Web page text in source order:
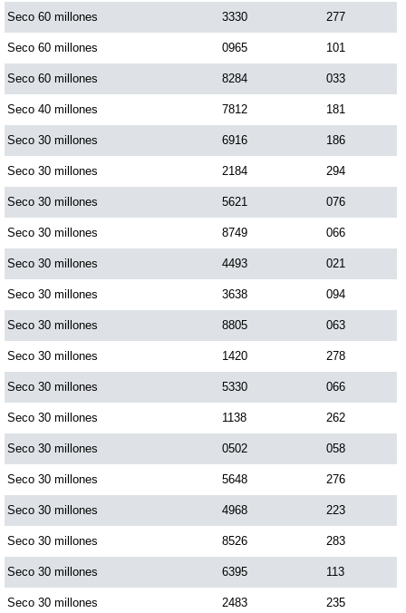
Fantástica Día
Fantástica Noche
Motilon Tarde
Motilon Noche
Paisita Día
Paisita Noche
Paisita 3
Pick 3 Día
Pick 3 Noche
Pick 4 Día
Pick 4 Noche
Seco 60 millones 3330 277
Seco 60 millones 0965 101
Seco 60 millones 8284 033
Seco 40 millones 7812 181
Seco 30 millones 6916 186
Seco 30 millones 2184 294
Seco 30 millones 5621 076
Seco 30 millones 8749 066
Seco 30 millones 4493 021
Seco 30 millones 3638 094
Seco 30 millones 8805 063
Seco 30 millones 1420 278
Seco 30 millones 5330 066
Seco 30 millones 1138 262
Seco 30 millones 0502 058
Seco 30 millones 5648 276
Seco 30 millones 4968 223
Seco 30 millones 8526 283
Seco 30 millones 6395 113
Seco 30 millones 2483 235